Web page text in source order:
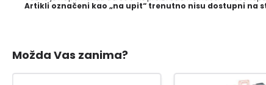
Artikli označeni kao „na upit“ trenutno nisu dostupni na
Možda Vas zanima?